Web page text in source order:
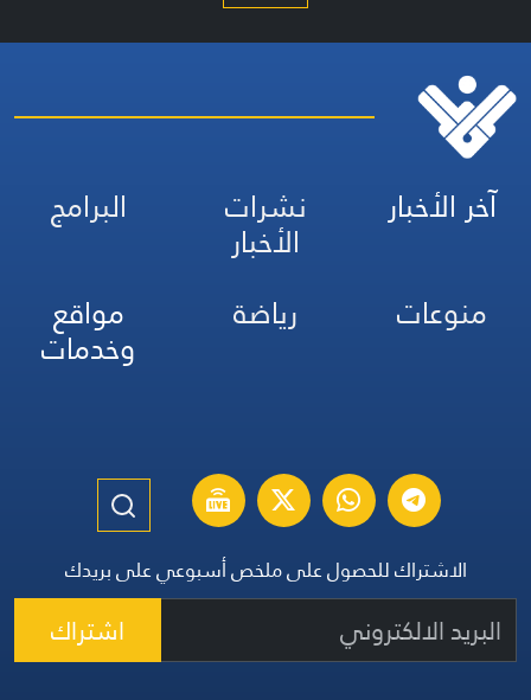
آخر الأخبار نشرات
الأخبار
البرامج
منوعات
رياضة مواقع
وخدمات
الاشتراك للحصول على ملخص أسبوعي على بريدك
اشتراك